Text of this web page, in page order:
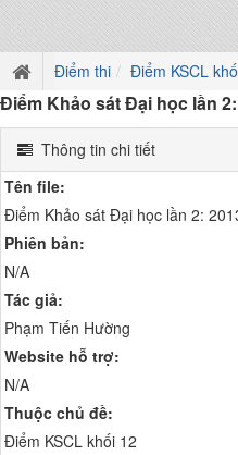
Điểm thi Điểm KSCL
Điểm Khảo sát Đại học lần
Thông tin chi tiết
Tên file:
Điểm Khảo sát Đại học lần 2:
Phiên bản:
N/A
Tác giả:
Phạm Tiến Hường
Website hỗ trợ:
N/A
Thuộc chủ đề:
Điểm KSCL khối 12